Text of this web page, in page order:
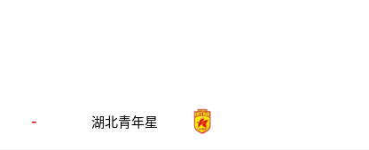
- 湖北青年星